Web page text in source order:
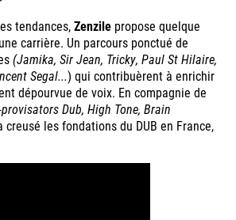
tendances,Zenzile propose quelque
carrière. Un parcours ponctué de
(Jamika, Sir Jean, Tricky, Paul St Hilaire,
Segal...) qui contribuèrent à enrichir
dépourvue de voix. En compagnie de
Dub, High Tone, Brain
creusé les fondations du DUB en France,